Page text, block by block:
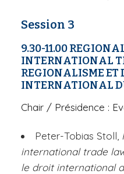
Session 3
9.30-11.00
INTERNATIONAL
REGIONALISME ET
INTERNATIONAL
Chair / Présidence :
Peter-Tobias Stoll,
international trade
le droit international